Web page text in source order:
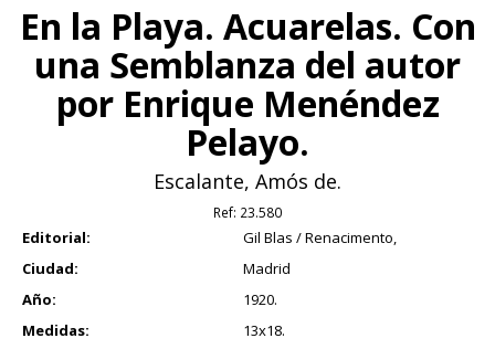
En la Playa. Acuarelas. Con
una Semblanza del autor
por Enrique Menéndez
Pelayo.
Escalante, Amós de.
Ref: 23.580
Editorial:
Gil Blas / Renacimento,
Ciudad:
Madrid
Año:
1920.
Medidas:
13x18.